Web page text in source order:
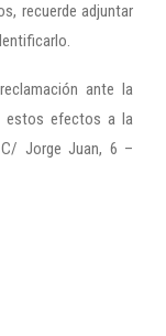
recuerde adjuntar
ante la
estos efectos a la
Jorge Juan, 6 –